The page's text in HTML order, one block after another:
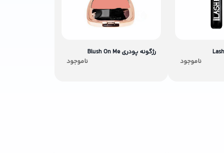
ناموجود
رژگونه پودری Blush On Me
ناموجود